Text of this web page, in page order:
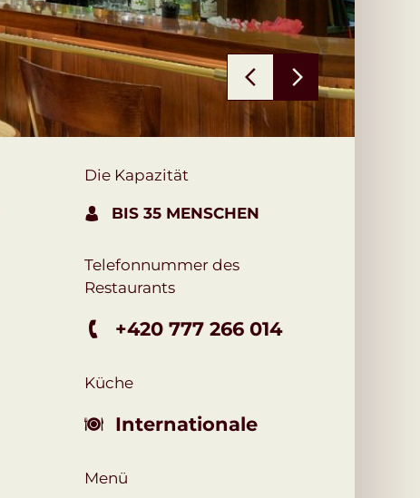
Die Kapazität
BIS 35 MENSCHEN
Telefonnummer des
Restaurants
+420 777 266 014
Küche
Internationale
Menü